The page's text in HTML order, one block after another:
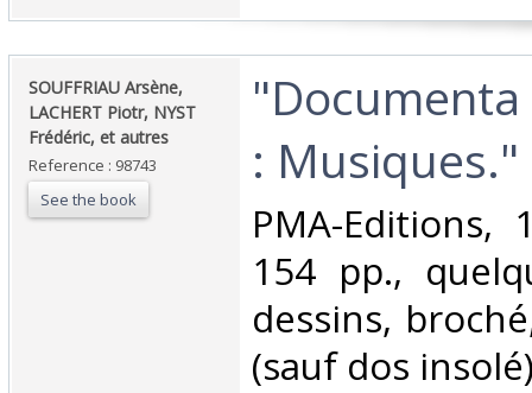
‎SOUFFRIAU Arsène,
LACHERT Piotr, NYST
Frédéric, et autres‎
Reference : 98743
See the book
: Musiques."‎
‎PMA-Editions,
154 pp.,
dessins,
(sauf dos